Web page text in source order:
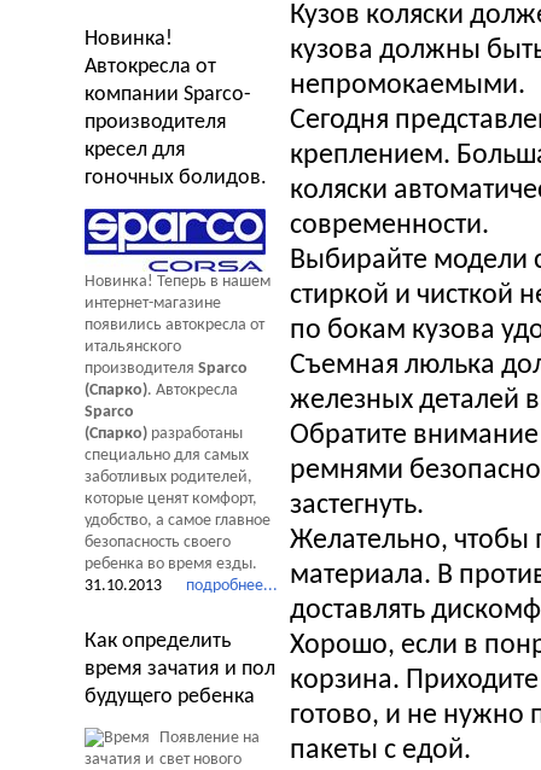
Кузов коляски
кузова должны
непромокаемыми.
Сегодня
креплением.
коляски
современности.
Выбирайте модели
стиркой и чисткой
по бокам кузова
Съемная люлька
железных деталей
Обратите
ремнями
застегнуть.
Желательно, чтобы
материала. В
доставлять
Хорошо, если в
корзина.
готово, и не нужно
пакеты с едой.
Новинка!
Автокресла от
компании Sparco-
производителя
кресел для
гоночных болидов.
Новинка! Теперь в нашем
интернет-магазине
появились автокресла от
итальянского
производителя Sparco
(Спарко). Автокресла
Sparco
(Спарко) разработаны
специально для самых
заботливых родителей,
которые ценят комфорт,
удобство, а самое главное
безопасность своего
ребенка во время езды.
подробнее...
31.10.2013
Как определить
время зачатия и пол
будущего ребенка
Появление на
свет нового